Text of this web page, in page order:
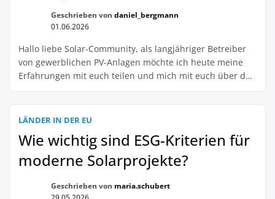
Geschrieben von daniel_bergmann
01.06.2026
Hallo liebe Solar-Community, als langjähriger Betreiber
von gewerblichen PV-Anlagen möchte ich heute meine
Erfahrungen mit euch teilen und mich mit euch über das
In den letzten Jahren konnte ich beobachten, wie sich die
Immer mehr […]
LÄNDER IN DER EU
Wie wichtig sind ESG-Kriterien für
moderne Solarprojekte?
Geschrieben von maria.schubert